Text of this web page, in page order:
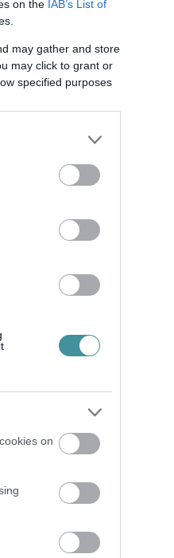
on the IAB’s List of
may gather and store
may click to grant or
specified purposes
on